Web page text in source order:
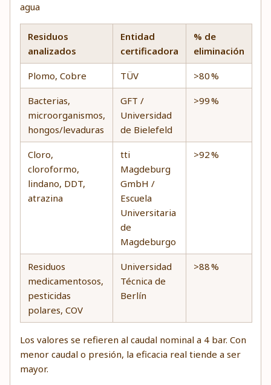
agua
Residuos
analizados
Entidad
certificadora
% de
eliminación
Plomo, Cobre TÜV >80 %
Bacterias,
microorganismos,
hongos/levaduras
GFT /
Universidad
de Bielefeld
>99 %
Cloro,
cloroformo,
lindano, DDT,
atrazina
tti
Magdeburg
GmbH /
Escuela
Universitaria
de
Magdeburgo
>92 %
Residuos
medicamentosos,
pesticidas
polares, COV
Universidad
Técnica de
Berlín
>88 %
Los valores se refieren al caudal nominal a 4 bar. Con
menor caudal o presión, la eficacia real tiende a ser
mayor.